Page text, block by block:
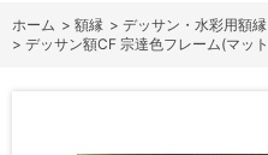
ホーム > 額縁 > デッサン・水彩用額
> デッサン額CF 宗達色フレーム(マッ